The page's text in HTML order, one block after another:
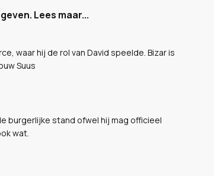
Lees maar...
waar hij de rol van David speelde. Bizar is
Suus
burgerlijke stand ofwel hij mag officieel
wat.